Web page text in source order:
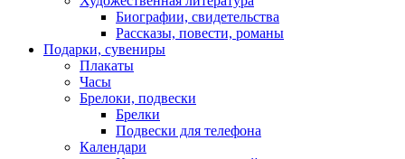
Биографии, свидетельства
Рассказы, повести, романы
Подарки, сувениры
Плакаты
Часы
Брелоки, подвески
Брелки
Подвески для телефона
Календари